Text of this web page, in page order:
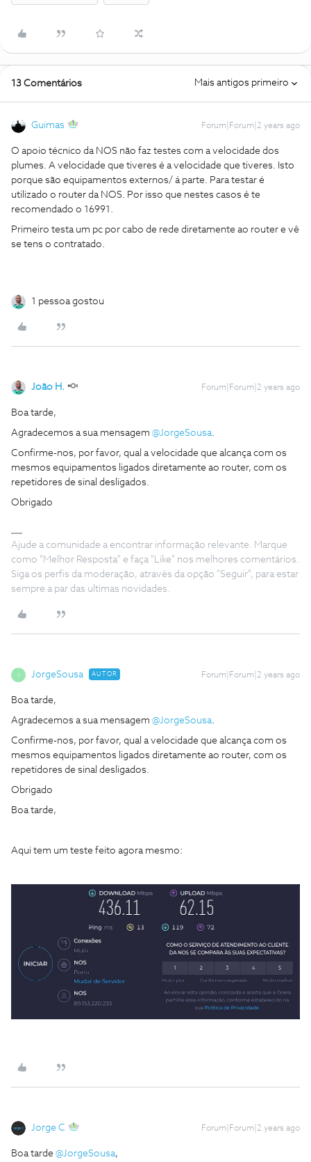
13 Comentários Mais antigos primeiro
Guimas Forum|Forum|2 years ago
O apoio técnico da NOS não faz testes com a velocidade dos
plumes. A velocidade que tiveres é a velocidade que tiveres. Isto
porque são equipamentos externos/ á parte. Para testar é
utilizado o router da NOS. Por isso que nestes casos é te
recomendado o 16991.
Primeiro testa um pc por cabo de rede diretamente ao router e vê
se tens o contratado.
1 pessoa gostou
João H. Forum|Forum|2 years ago
Boa tarde,
Agradecemos a sua mensagem @JorgeSousa.
Confirme-nos, por favor, qual a velocidade que alcança com os
mesmos equipamentos ligados diretamente ao router, com os
repetidores de sinal desligados.
Obrigado
Ajude a comunidade a encontrar informação relevante. Marque
como "Melhor Resposta" e faça "Like" nos melhores comentários.
Siga os perfis da moderação, através da opção "Seguir", para estar
sempre a par das ultimas novidades.
JorgeSousa AUTOR Forum|Forum|2 years ago
Boa tarde,
Agradecemos a sua mensagem @JorgeSousa.
Confirme-nos, por favor, qual a velocidade que alcança com os
mesmos equipamentos ligados diretamente ao router, com os
repetidores de sinal desligados.
Obrigado
Boa tarde,
Aqui tem um teste feito agora mesmo:
Jorge C Forum|Forum|2 years ago
Boa tarde @JorgeSousa,